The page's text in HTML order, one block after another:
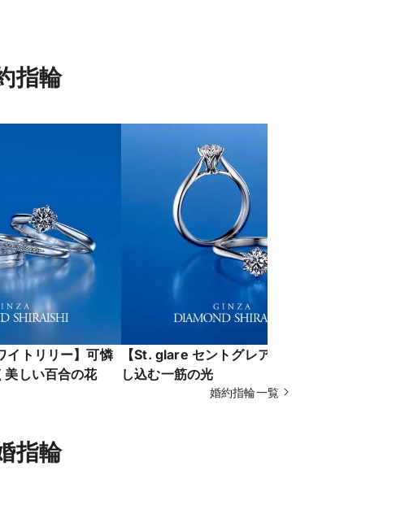
指輪
イトリリー】可憐
美しい百合の花
【St. glare セントグレア】窓から差
し込む一筋の光
婚約指輪一覧
指輪